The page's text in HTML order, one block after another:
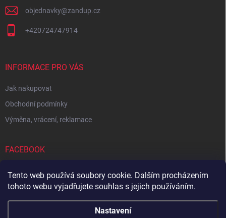
Tento web používá soubory cookie. Dalším procházením
tohoto webu vyjadřujete souhlas s jejich používáním.
Nastavení
objednavky@zandup.cz
+420724747914
INFORMACE PRO VÁS
Jak nakupovat
Obchodní podmínky
Výměna, vrácení, reklamace
FACEBOOK
Zboží.cz Heureka.cz Sedupa Nejlepší seno.cz